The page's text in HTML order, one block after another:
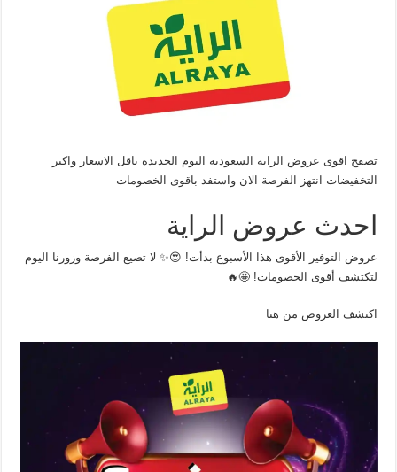
تصفح اقوى عروض الراية السعودية اليوم الجديدة باقل الاسعار واكبر
التخفيضات انتهز الفرصة الان واستفد باقوى الخصومات
احدث عروض الراية
عروض التوفير الأقوى هذا الأسبوع بدأت! 😍✨ لا تضيع الفرصة وزورنا اليوم
لتكتشف أقوى الخصومات! 🤩🔥
اكتشف العروض من هنا